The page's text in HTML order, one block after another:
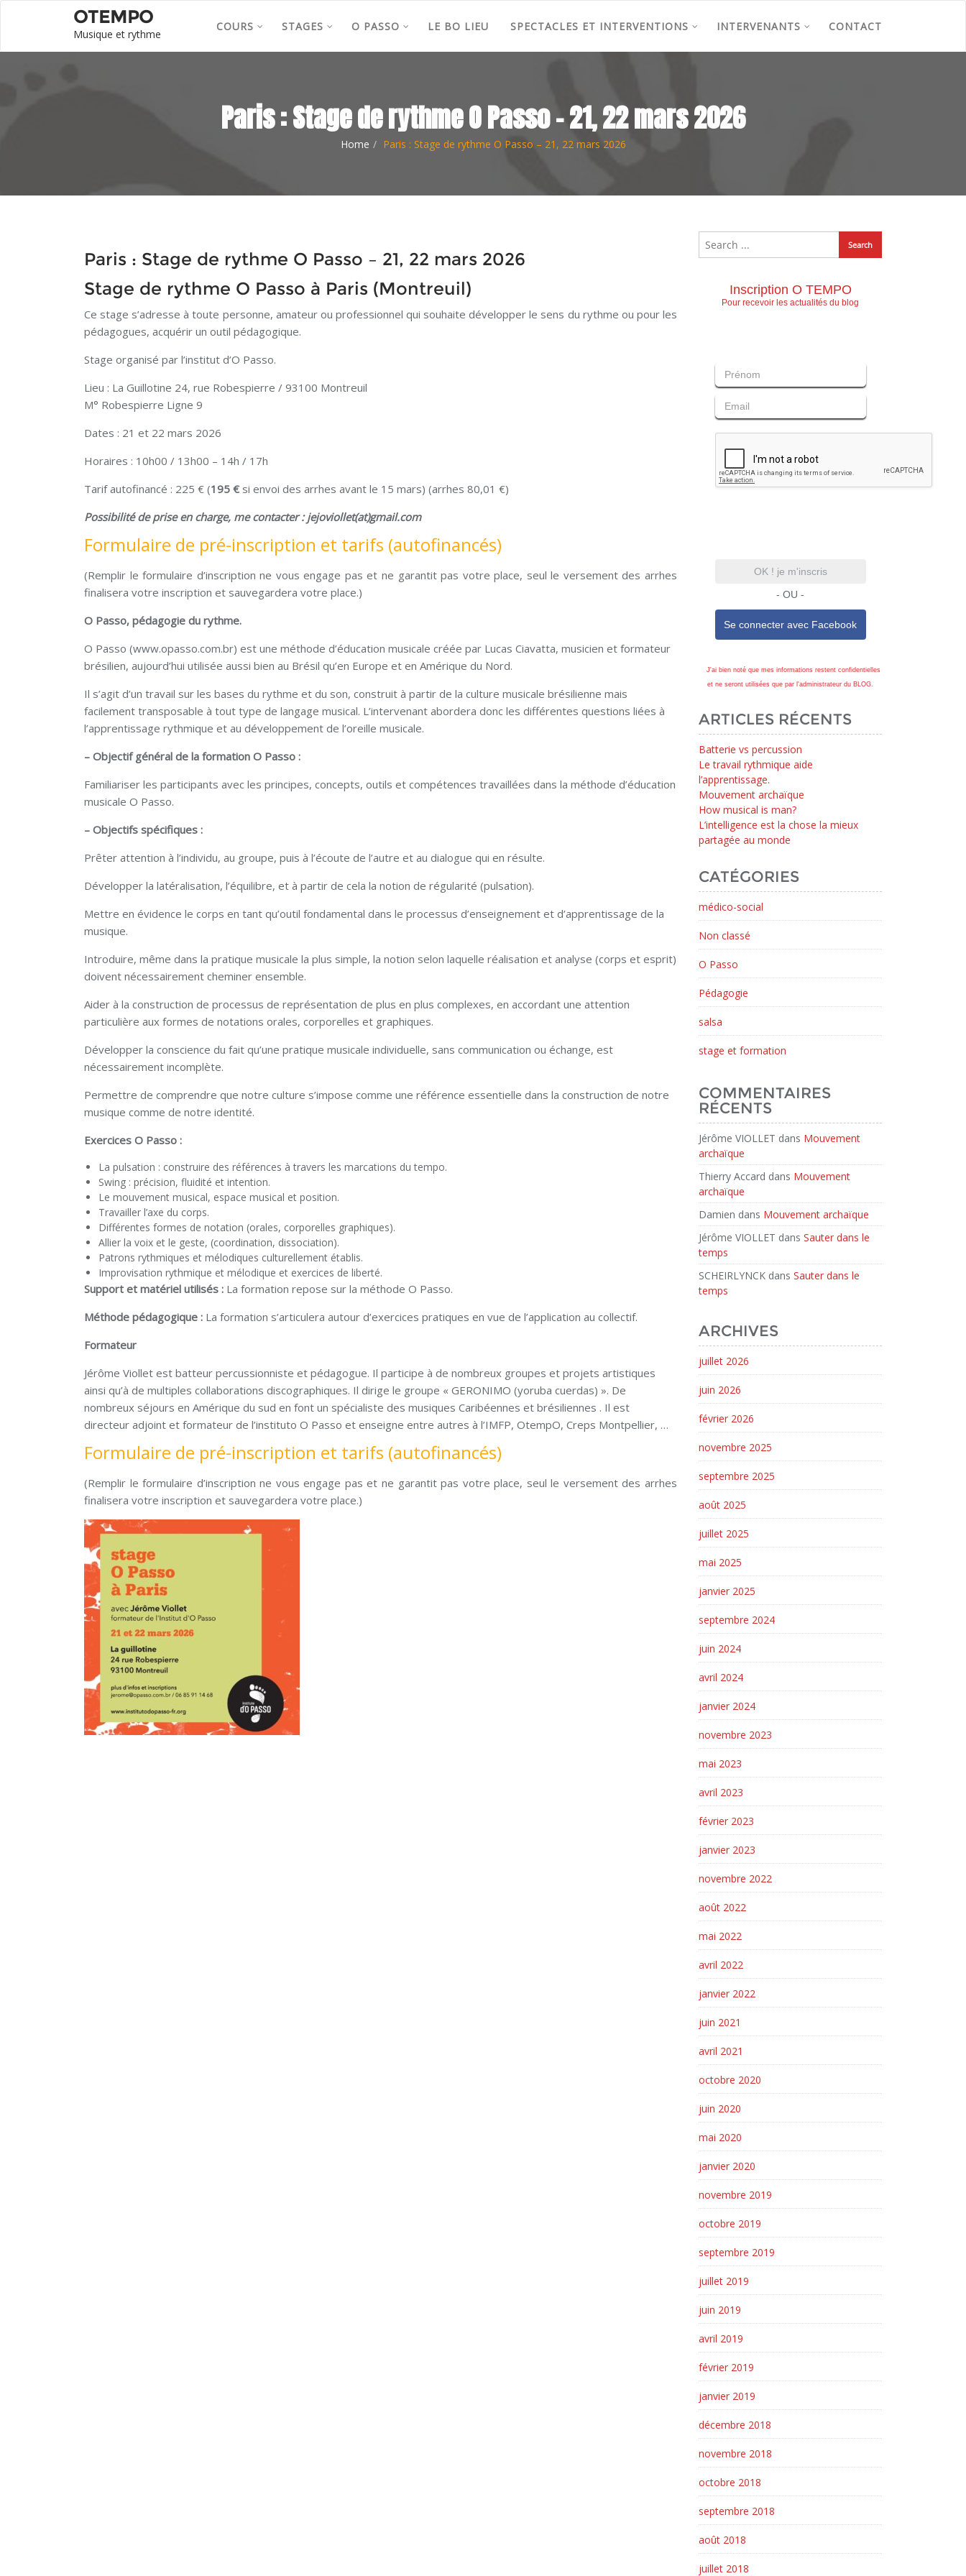
OTEMPO
Musique et rythme
COURS STAGES O PASSO LE BO LIEU SPECTACLES ET INTERVENTIONS INTERVENANTS CONTACT
Paris : Stage de rythme O Passo – 21, 22 mars 2026
Home Paris : Stage de rythme O Passo – 21, 22 mars 2026
Paris : Stage de rythme O Passo – 21, 22 mars 2026
Stage de rythme O Passo à Paris (Montreuil)
Ce stage s’adresse à toute personne, amateur ou professionnel qui souhaite développer le sens du rythme ou pour les
pédagogues, acquérir un outil pédagogique.
Stage organisé par l’institut d’O Passo.
Lieu : La Guillotine 24, rue Robespierre / 93100 Montreuil
M° Robespierre Ligne 9
Dates : 21 et 22 mars 2026
Horaires : 10h00 / 13h00 – 14h / 17h
Tarif autofinancé : 225 € (195 € si envoi des arrhes avant le 15 mars) (arrhes 80,01 €)
Possibilité de prise en charge, me contacter : jejoviollet(at)gmail.com
Formulaire de pré-inscription et tarifs (autofinancés)
(Remplir le formulaire d’inscription ne vous engage pas et ne garantit pas votre place, seul le versement des arrhes
finalisera votre inscription et sauvegardera votre place.)
O Passo, pédagogie du rythme.
O Passo (www.opasso.com.br) est une méthode d’éducation musicale créée par Lucas Ciavatta, musicien et formateur
brésilien, aujourd’hui utilisée aussi bien au Brésil qu’en Europe et en Amérique du Nord.
Il s’agit d’un travail sur les bases du rythme et du son, construit à partir de la culture musicale brésilienne mais
facilement transposable à tout type de langage musical. L’intervenant abordera donc les différentes questions liées à
l’apprentissage rythmique et au développement de l’oreille musicale.
– Objectif général de la formation O Passo :
Familiariser les participants avec les principes, concepts, outils et compétences travaillées dans la méthode d’éducation
musicale O Passo.
– Objectifs spécifiques :
Prêter attention à l’individu, au groupe, puis à l’écoute de l’autre et au dialogue qui en résulte.
Développer la latéralisation, l’équilibre, et à partir de cela la notion de régularité (pulsation).
Mettre en évidence le corps en tant qu’outil fondamental dans le processus d’enseignement et d’apprentissage de la
musique.
Introduire, même dans la pratique musicale la plus simple, la notion selon laquelle réalisation et analyse (corps et esprit)
doivent nécessairement cheminer ensemble.
Aider à la construction de processus de représentation de plus en plus complexes, en accordant une attention
particulière aux formes de notations orales, corporelles et graphiques.
Développer la conscience du fait qu’une pratique musicale individuelle, sans communication ou échange, est
nécessairement incomplète.
Permettre de comprendre que notre culture s’impose comme une référence essentielle dans la construction de notre
musique comme de notre identité.
Exercices O Passo :
La pulsation : construire des références à travers les marcations du tempo.
Swing : précision, fluidité et intention.
Le mouvement musical, espace musical et position.
Travailler l’axe du corps.
Différentes formes de notation (orales, corporelles graphiques).
Allier la voix et le geste, (coordination, dissociation).
Patrons rythmiques et mélodiques culturellement établis.
Improvisation rythmique et mélodique et exercices de liberté.
Support et matériel utilisés : La formation repose sur la méthode O Passo.
Méthode pédagogique : La formation s’articulera autour d’exercices pratiques en vue de l’application au collectif.
Formateur
Jérôme Viollet est batteur percussionniste et pédagogue. Il participe à de nombreux groupes et projets artistiques
ainsi qu’à de multiples collaborations discographiques. Il dirige le groupe « GERONIMO (yoruba cuerdas) ». De
nombreux séjours en Amérique du sud en font un spécialiste des musiques Caribéennes et brésiliennes . Il est
directeur adjoint et formateur de l’instituto O Passo et enseigne entre autres à l’IMFP, OtempO, Creps Montpellier, …
Formulaire de pré-inscription et tarifs (autofinancés)
(Remplir le formulaire d’inscription ne vous engage pas et ne garantit pas votre place, seul le versement des arrhes
finalisera votre inscription et sauvegardera votre place.)
Inscription O TEMPO
Pour recevoir les actualités du blog
OK ! je m'inscris
- OU -
Se connecter avec Facebook
J'ai bien noté que mes informations restent confidentielles
et ne seront utilisées que par l'administrateur du BLOG.
ARTICLES RÉCENTS
Batterie vs percussion
Le travail rythmique aide
l’apprentissage.
Mouvement archaïque
How musical is man?
L’intelligence est la chose la mieux
partagée au monde
CATÉGORIES
médico-social
Non classé
O Passo
Pédagogie
salsa
stage et formation
COMMENTAIRES
RÉCENTS
Jérôme VIOLLET dans Mouvement
archaïque
Thierry Accard dans Mouvement
archaïque
Damien dans Mouvement archaïque
Jérôme VIOLLET dans Sauter dans le
temps
SCHEIRLYNCK dans Sauter dans le
temps
ARCHIVES
juillet 2026
juin 2026
février 2026
novembre 2025
septembre 2025
août 2025
juillet 2025
mai 2025
janvier 2025
septembre 2024
juin 2024
avril 2024
janvier 2024
novembre 2023
mai 2023
avril 2023
février 2023
janvier 2023
novembre 2022
août 2022
mai 2022
avril 2022
janvier 2022
juin 2021
avril 2021
octobre 2020
juin 2020
mai 2020
janvier 2020
novembre 2019
octobre 2019
septembre 2019
juillet 2019
juin 2019
avril 2019
février 2019
janvier 2019
décembre 2018
novembre 2018
octobre 2018
septembre 2018
août 2018
juillet 2018